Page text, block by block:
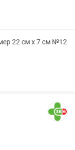
22 см х 7 см №12